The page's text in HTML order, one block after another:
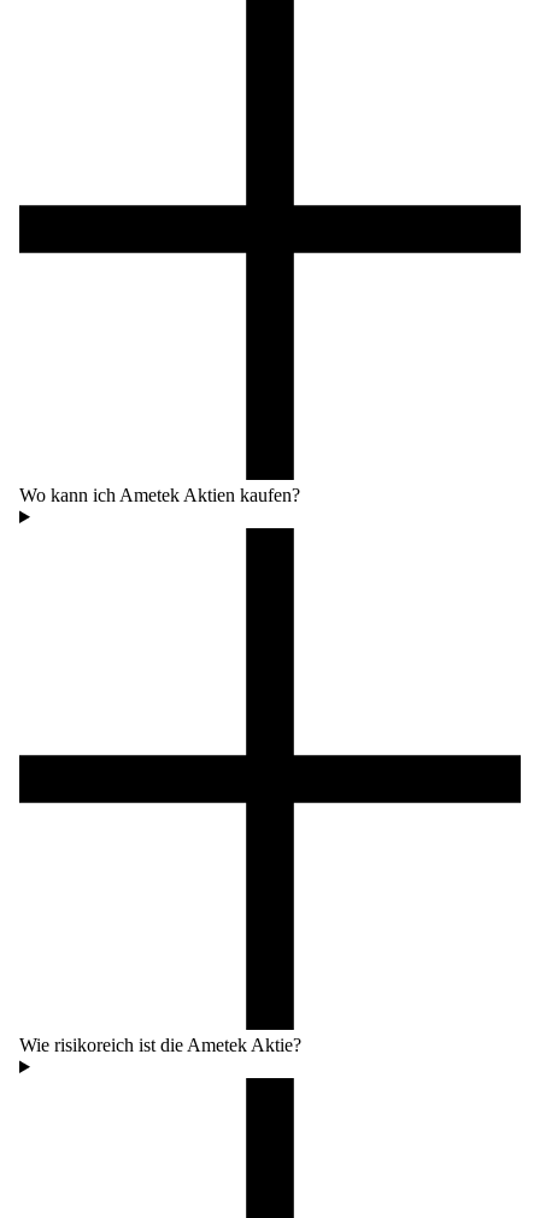
Wo kann ich Ametek Aktien kaufen?
Wie risikoreich ist die Ametek Aktie?